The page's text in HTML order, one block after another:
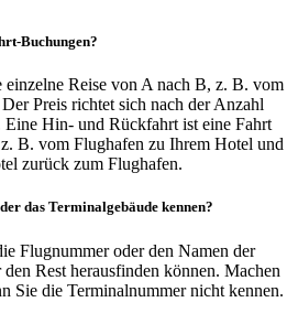
Buchungen?
einzelne Reise von A nach B, z. B. vom
Preis richtet sich nach der Anzahl
Hin- und Rückfahrt ist eine Fahrt
B. vom Flughafen zu Ihrem Hotel und
zurück zum Flughafen.
das Terminalgebäude kennen?
Flugnummer oder den Namen der
Rest herausfinden können. Machen
Sie die Terminalnummer nicht kennen.